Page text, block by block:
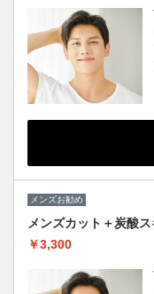
メンズお勧め
メンズカット＋炭酸
￥3,300